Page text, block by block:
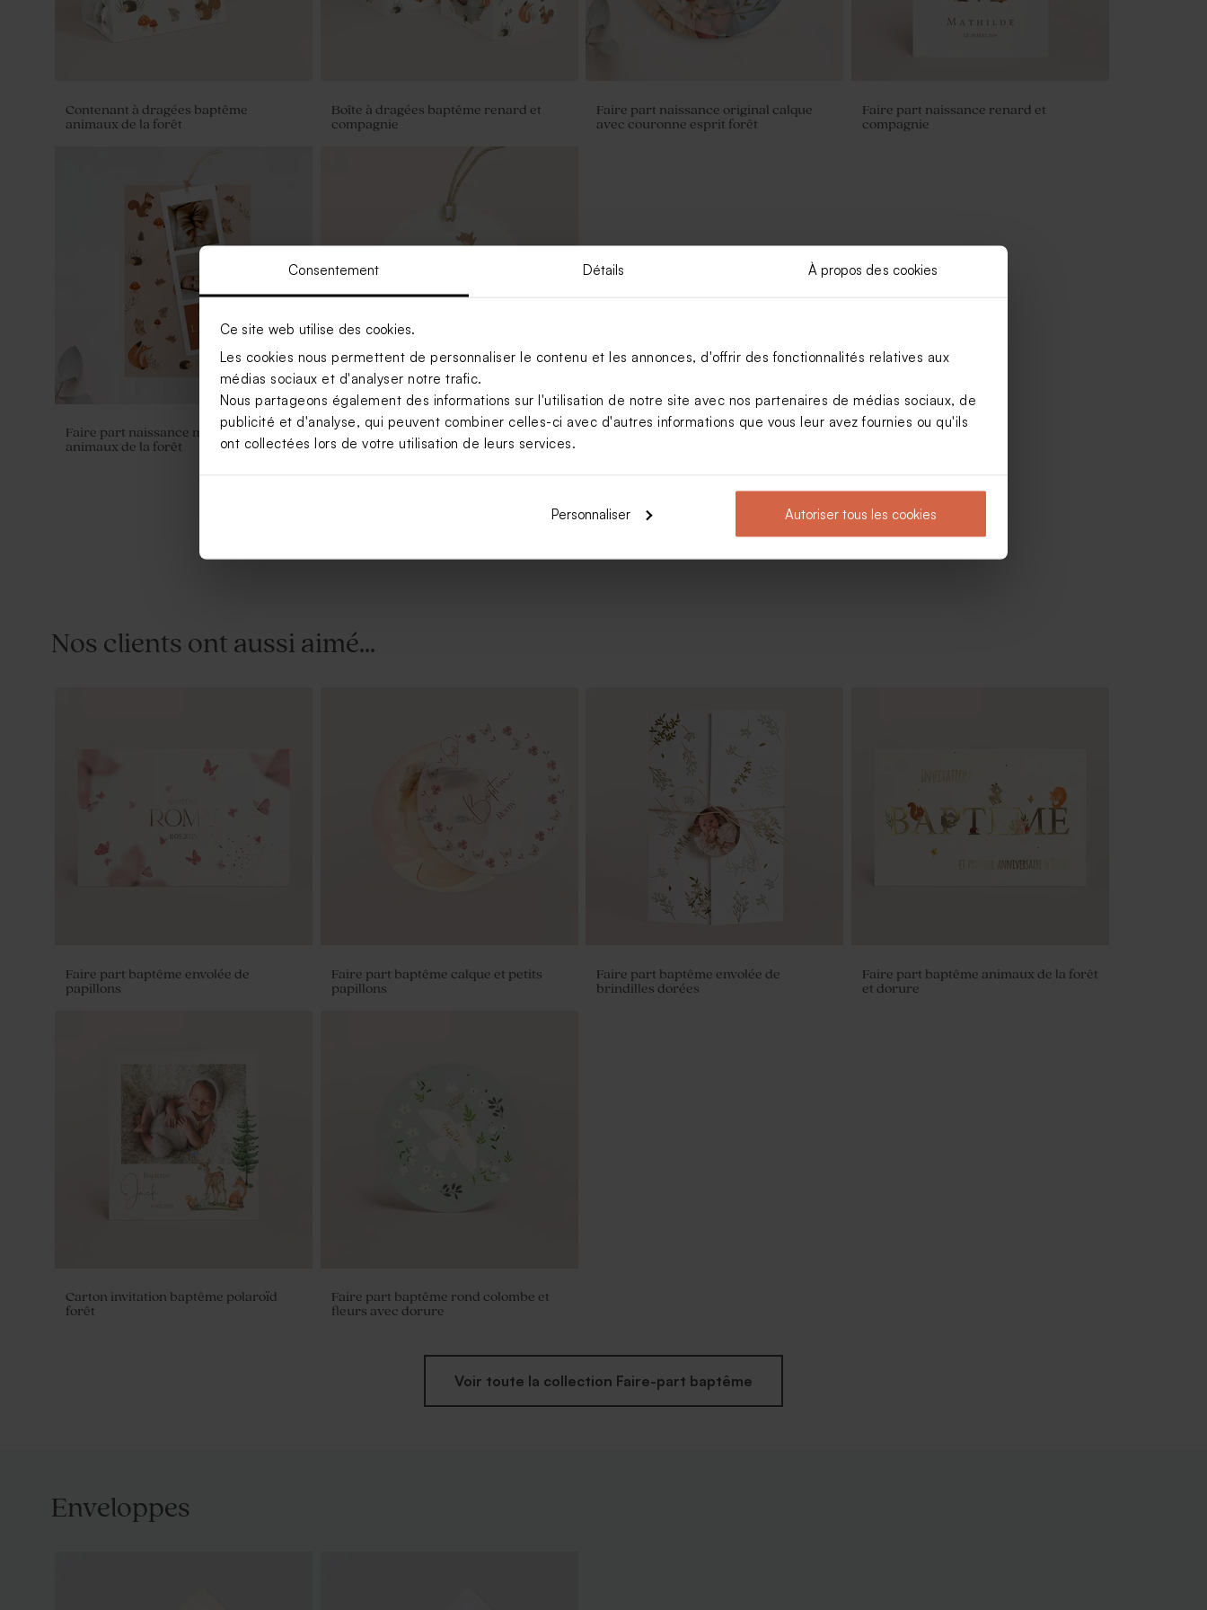
Consentement Détails À propos des cookies
Ce site web utilise des cookies.
Les cookies nous permettent de personnaliser le contenu et les annonces, d'offrir des fonctionnalités relatives aux
médias sociaux et d'analyser notre trafic.
Nous partageons également des informations sur l'utilisation de notre site avec nos partenaires de médias sociaux, de
publicité et d'analyse, qui peuvent combiner celles-ci avec d'autres informations que vous leur avez fournies ou qu'ils
ont collectées lors de votre utilisation de leurs services.
Personnaliser Autoriser tous les cookies
Contenant à dragées baptême
animaux de la forêt
Boîte à dragées baptême renard et
compagnie
Faire part naissance original calque
avec couronne esprit forêt
Faire part naissance renard et
compagnie
Faire part naissance marque page
animaux de la forêt
Etiquette baptême animaux de la forêt
Stickers autocollant personnalisé
baptême renard
Faire part remerciement naissance
animaux de la forêt
Bougie en verre baptême et liège
Fiole en verre baptême et prénom
Contenant à dragées transparent
Voir +
Nos clients ont aussi aimé...
Faire part baptême envolée de
papillons
Faire part baptême calque et petits
papillons
Faire part baptême envolée de
brindilles dorées
Faire part baptême animaux de la forêt
et dorure
Carton invitation baptême polaroïd
forêt
Faire part baptême rond colombe et
fleurs avec dorure
Voir toute la collection Faire-part baptême
Enveloppes